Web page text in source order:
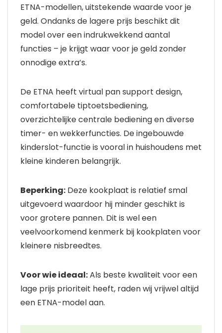
ETNA-modellen, uitstekende waarde voor je
geld. Ondanks de lagere prijs beschikt dit
model over een indrukwekkend aantal
functies – je krijgt waar voor je geld zonder
onnodige extra’s.
De ETNA heeft virtual pan support design,
comfortabele tiptoetsbediening,
overzichtelijke centrale bediening en diverse
timer- en wekkerfuncties. De ingebouwde
kinderslot-functie is vooral in huishoudens met
kleine kinderen belangrijk.
Beperking: Deze kookplaat is relatief smal
uitgevoerd waardoor hij minder geschikt is
voor grotere pannen. Dit is wel een
veelvoorkomend kenmerk bij kookplaten voor
kleinere nisbreedtes.
Voor wie ideaal:Als beste kwaliteit voor een
lage prijs prioriteit heeft, raden wij vrijwel altijd
een ETNA-model aan.